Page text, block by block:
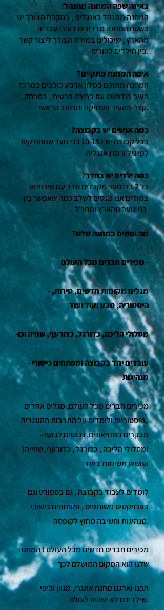
?באיזה שפה המחנה מתנהל
המחנה מתנהל באנגלית , במקרה הצורך יש
בשטח המחנה מדריכים דוברי עברית
מהארץ , שיכולים במידת הצורך ליצור קשר
בין הילדים להורים.
?איפה המחנה מתקיים
המחנה ממוקם במלון ארבע כוכבים במרכז
העיר בודפשט עם בריכה פרטית , במרחק
קצר מהעיר העתיקה והרחוב הראשי.
?כמה אנשים יש בקבוצה
בכל קבוצה יש כ10-15 בני נוער שמחולקים
לפי גיל ורמת אנגלית
כמה ילדים יש בחדר
כל 2 בני נוער מקבלים חדר עם שירותים
צמודים אנו מנסים לשלב כמה שאפשר בין
?מה עושים במחנה שלנו
-
- מגלים מקומות חדשים, טירות,
היסטוריה, טבע ועוד ועוד
-מסלולי הליכה, כדורגל, כדורעף, שחיה וכו
- עובדים יחד בקבוצה ומפתחים כישורי
מנהיגות
מכירים חברים מכל העולם,מגלים אתרים
היסטוריים ולומדים על התרבות ההונגרית,
-מבקרים במוזיאונים, נכנסים לכושר
(מסלולי הליכה , כדורגל , כדורעף, שחייה)
ועושים משימות ביחד
בפרויקטים משותפים , ומפתחים כישורי
מנהיגות וחשיבה מחוץ לקופסה.
מכירים חברים חדשים מכל העולם ! המחנה
שלנו הוא המקום המושלם לכך
תכנו וארגנו מחנה אתגרי, מגוון וכיפי
שילדיכם לא ישכחו לעולם.